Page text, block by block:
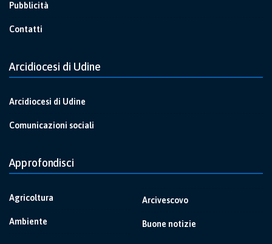
Pubblicità
Contatti
Arcidiocesi di Udine
Arcidiocesi di Udine
Comunicazioni sociali
Approfondisci
Agricoltura
Ambiente
Arcivescovo
Buone notizie